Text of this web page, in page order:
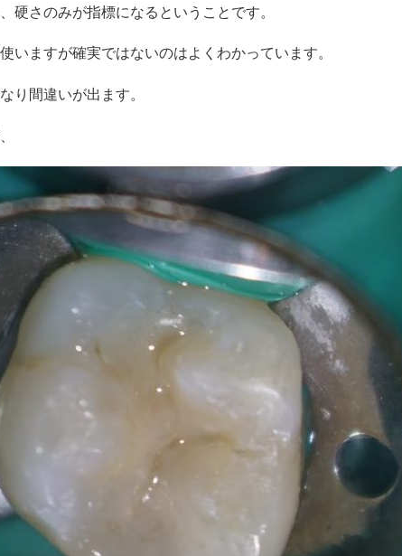
硬さのみが指標になるということです。
いますが確実ではないのはよくわかっています。
り間違いが出ます。